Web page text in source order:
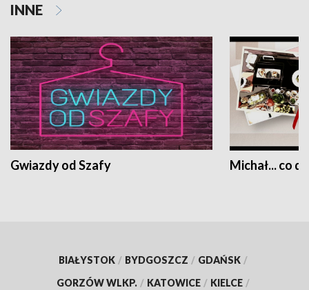
INNE
Gwiazdy od Szafy Michał... co
BIAŁYSTOK / BYDGOSZCZ / GDAŃSK /
GORZÓW WLKP. / KATOWICE / KIELCE /